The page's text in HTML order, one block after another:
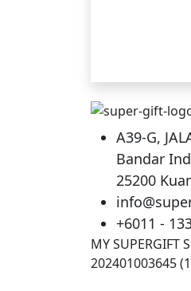
A39-G,
Bandar
25200
+6011 -
MY SUPERGIFT
202401003645